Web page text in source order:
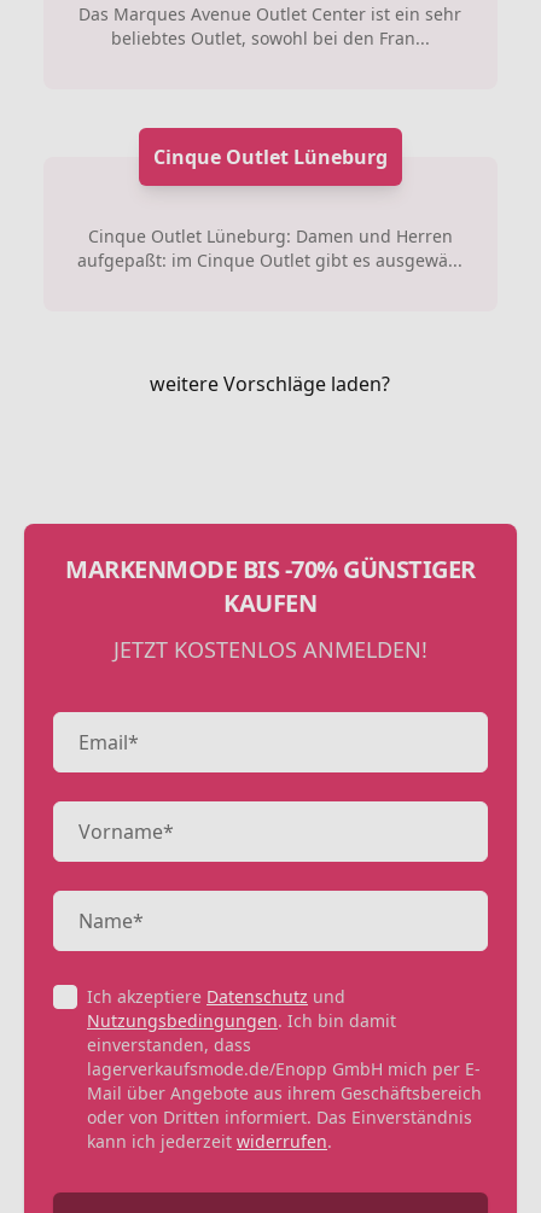
Das Marques Avenue Outlet Center ist ein sehr
beliebtes Outlet, sowohl bei den Fran...
Cinque Outlet Lüneburg
Cinque Outlet Lüneburg: Damen und Herren
aufgepaßt: im Cinque Outlet gibt es ausgewä...
weitere Vorschläge laden?
MARKENMODE BIS -70% GÜNSTIGER
KAUFEN
JETZT KOSTENLOS ANMELDEN!
Ich akzeptiere Datenschutz und
Nutzungsbedingungen. Ich bin damit
einverstanden, dass
lagerverkaufsmode.de/Enopp GmbH mich per E-
Mail über Angebote aus ihrem Geschäftsbereich
oder von Dritten informiert. Das Einverständnis
kann ich jederzeit widerrufen.